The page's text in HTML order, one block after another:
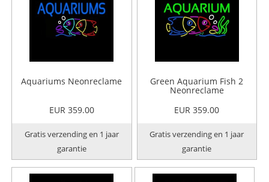
Aquariums Neonreclame
EUR 359.00
Gratis verzending en 1 jaar
garantie
Green Aquarium Fish 2
Neonreclame
EUR 359.00
Gratis verzending en 1 jaar
garantie